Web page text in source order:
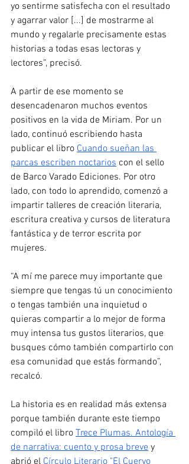
yo sentirme satisfecha con el resultado
y agarrar valor [...] de mostrarme al
mundo y regalarle precisamente estas
historias a todas esas lectoras y
lectores”, precisó.
A partir de ese momento se
desencadenaron muchos eventos
positivos en la vida de Miriam. Por un
lado, continuó escribiendo hasta
publicar el libro Cuando sueñan las
parcas escriben noctarios con el sello
de Barco Varado Ediciones. Por otro
lado, con todo lo aprendido, comenzó a
impartir talleres de creación literaria,
escritura creativa y cursos de literatura
fantástica y de terror escrita por
mujeres.
“A mí me parece muy importante que
siempre que tengas tú un conocimiento
o tengas también una inquietud o
quieras compartir a lo mejor de forma
muy intensa tus gustos literarios, que
busques cómo también compartirlo con
esa comunidad que estás formando”,
recalcó.
La historia es en realidad más extensa
porque también durante este tiempo
compiló el libro Trece Plumas. Antología
de narrativa: cuento y prosa breve y